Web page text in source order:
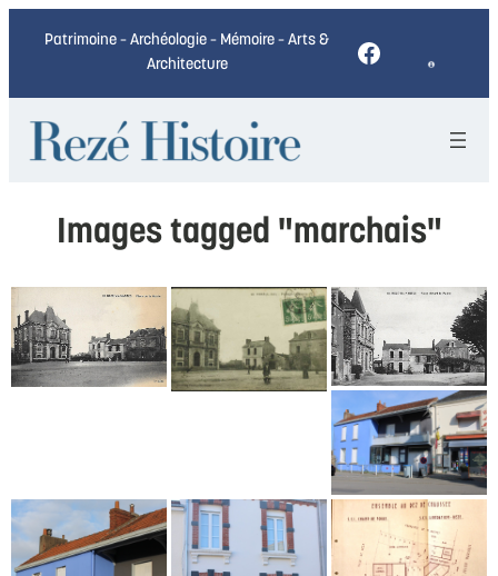
Patrimoine – Archéologie – Mémoire – Arts &
Architecture
Facebook
Images tagged "marchais"